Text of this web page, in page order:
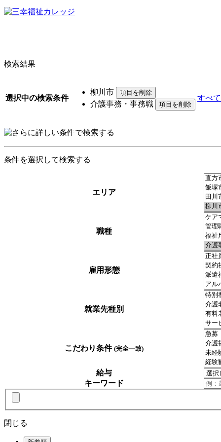
検索結果
選択中の検索条件
柳川市
介護事務・事務職
すべ
条件を選択して検索する
エリア
職種
雇用形態
就業先種別
こだわり条件 (完全一致)
給与
キーワード
閉じる